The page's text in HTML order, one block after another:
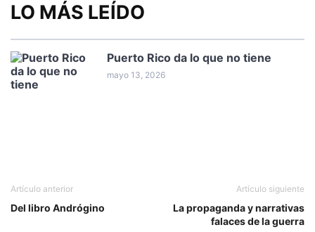
LO MÁS LEÍDO
Puerto Rico da lo que no tiene
mayo 13, 2026
Artículo anterior
Del libro Andrógino
Artículo siguiente
La propaganda y narrativas
falaces de la guerra